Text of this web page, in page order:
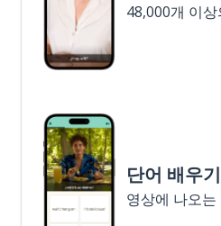
48,000개 이
단어 배우기
영상에 나오